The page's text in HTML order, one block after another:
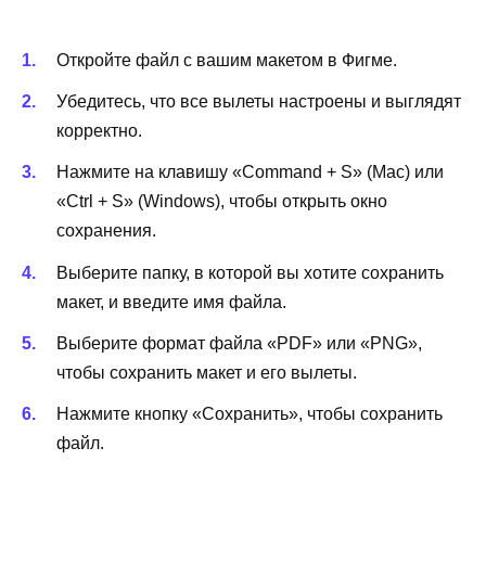
Откройте файл с вашим макетом в Фигме.
Убедитесь, что все вылеты настроены и выглядят
корректно.
Нажмите на клавишу «Command + S» (Mac) или
«Ctrl + S» (Windows), чтобы открыть окно
сохранения.
Выберите папку, в которой вы хотите сохранить
макет, и введите имя файла.
Выберите формат файла «PDF» или «PNG»,
чтобы сохранить макет и его вылеты.
Нажмите кнопку «Сохранить», чтобы сохранить
файл.